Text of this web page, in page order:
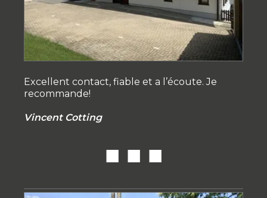
Excellent contact, fiable et a l’écoute. Je
recommande!
Vincent Cotting
■ ■ ■